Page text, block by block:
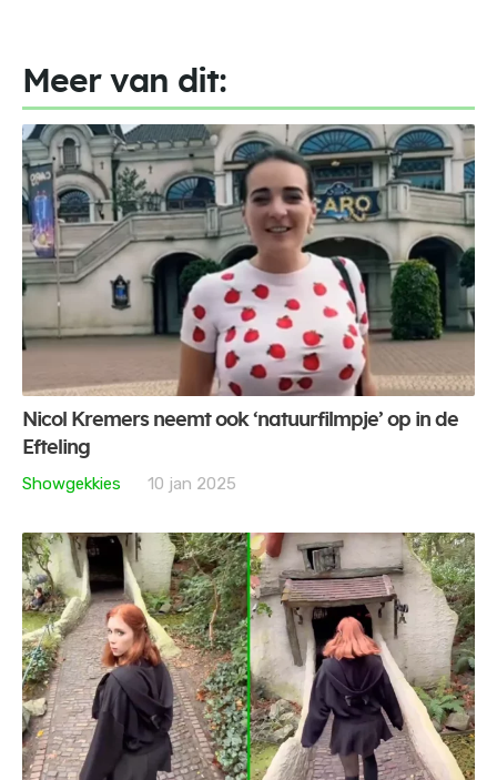
Meer van dit:
Nicol Kremers neemt ook ‘natuurfilmpje’ op in de
Efteling
Showgekkies
10 jan 2025